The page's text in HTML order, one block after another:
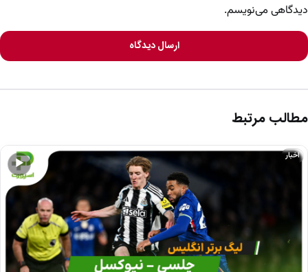
دیدگاهی می‌نویسم.
ارسال دیدگاه
مطالب مرتبط
▶
اخبار